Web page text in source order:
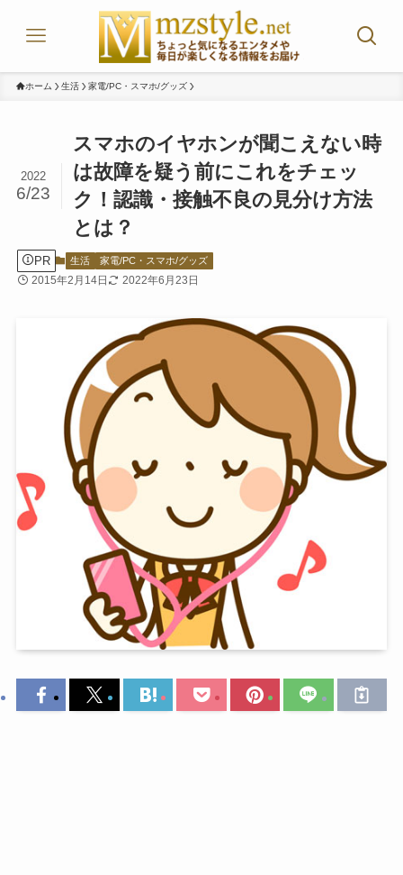
ホーム 生活 家電/PC・スマホ/グッズ
スマホのイヤホンが聞こえない時
は故障を疑う前にこれをチェッ
ク！認識・接触不良の見分け方法
とは？
2022
6/23
PR 生活 家電/PC・スマホ/グッズ
2015年2月14日 2022年6月23日